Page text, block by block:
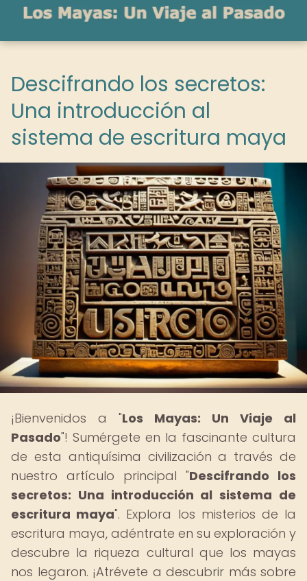
Descifrando los secretos:
Una introducción al
sistema de escritura maya
¡Bienvenidos a "Los Mayas: Un Viaje al
Pasado"! Sumérgete en la fascinante cultura
de esta antiquísima civilización a través de
nuestro artículo principal "Descifrando los
secretos: Una introducción al sistema de
escritura maya". Explora los misterios de la
escritura maya, adéntrate en su exploración y
descubre la riqueza cultural que los mayas
nos legaron. ¡Atrévete a descubrir más sobre